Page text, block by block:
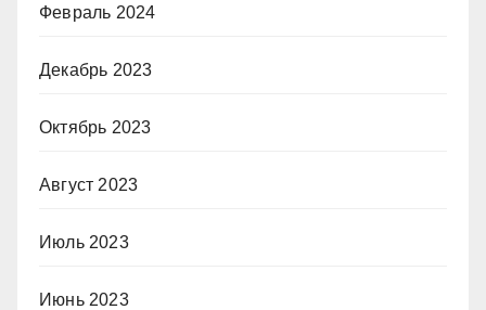
Февраль 2024
Декабрь 2023
Октябрь 2023
Август 2023
Июль 2023
Июнь 2023